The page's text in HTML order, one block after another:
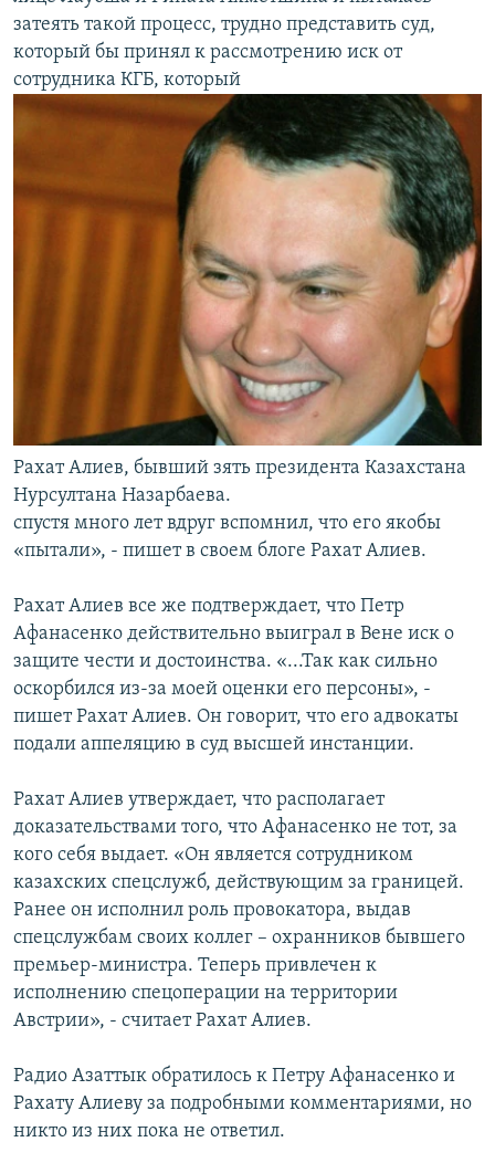
затеять такой процесс, трудно представить суд,
который бы принял к рассмотрению иск от
сотрудника КГБ, который
Рахат Алиев, бывший зять президента Казахстана
Нурсултана Назарбаева.
спустя много лет вдруг вспомнил, что его якобы
«пытали», - пишет в своем блоге Рахат Алиев.
Рахат Алиев все же подтверждает, что Петр
Афанасенко действительно выиграл в Вене иск о
защите чести и достоинства. «...Так как сильно
оскорбился из-за моей оценки его персоны», -
пишет Рахат Алиев. Он говорит, что его адвокаты
подали аппеляцию в суд высшей инстанции.
Рахат Алиев утверждает, что располагает
доказательствами того, что Афанасенко не тот, за
кого себя выдает. «Он является сотрудником
казахских спецслужб, действующим за границей.
Ранее он исполнил роль провокатора, выдав
спецслужбам своих коллег – охранников бывшего
премьер-министра. Теперь привлечен к
исполнению спецоперации на территории
Австрии», - считает Рахат Алиев.
Радио Азаттык обратилось к Петру Афанасенко и
Рахату Алиеву за подробными комментариями, но
никто из них пока не ответил.